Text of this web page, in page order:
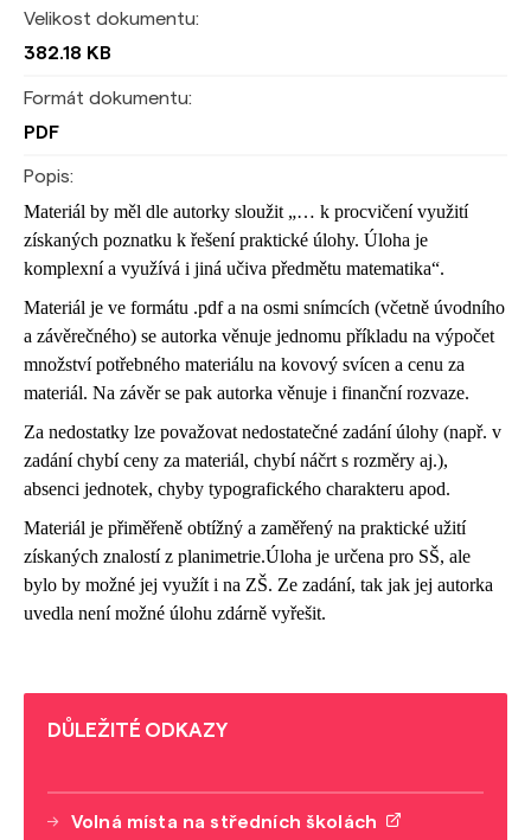
Velikost dokumentu:
382.18 KB
Formát dokumentu:
PDF
Popis:
Materiál by měl dle autorky sloužit „… k procvičení využití
získaných poznatku k řešení praktické úlohy. Úloha je
komplexní a využívá i jiná učiva předmětu matematika“.
Materiál je ve formátu .pdf a na osmi snímcích (včetně úvodního
a závěrečného) se autorka věnuje jednomu příkladu na výpočet
množství potřebného materiálu na kovový svícen a cenu za
materiál. Na závěr se pak autorka věnuje i finanční rozvaze.
Za nedostatky lze považovat nedostatečné zadání úlohy (např. v
zadání chybí ceny za materiál, chybí náčrt s rozměry aj.),
absenci jednotek, chyby typografického charakteru apod.
Materiál je přiměřeně obtížný a zaměřený na praktické užití
získaných znalostí z planimetrie.Úloha je určena pro SŠ, ale
bylo by možné jej využít i na ZŠ. Ze zadání, tak jak jej autorka
uvedla není možné úlohu zdárně vyřešit.
DŮLEŽITÉ ODKAZY
Volná místa na středních školách